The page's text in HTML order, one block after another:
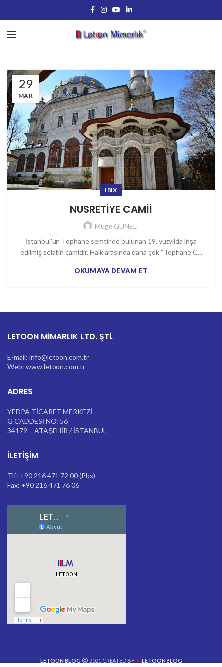
29
MAR
IBIX
NUSRETİYE CAMİİ
Muge GÜNEL
İstanbul'un Tophane semtinde bulunan 19. yüzyılda inşa
edilmiş selatin camidir. Halk arasında daha çok “Tophane C...
OKUMAYA DEVAM ET
LETOON MİMARLIK LTD. ŞTİ.
E-mail: info@letoon.com.tr
Web: www.letoon.com.tr
ADRES
YEDPA TİCARET MERKEZİ
G CADDESİ NO: 56
34179 – ATAŞEHİR / İSTANBUL
İLETIŞIM
Tlf: +90 216 471 72 00 (Pbx)
Fax: +90 216 471 76 06
LETOON BLOG 2021 CREATED BYX-LETOON BLOG